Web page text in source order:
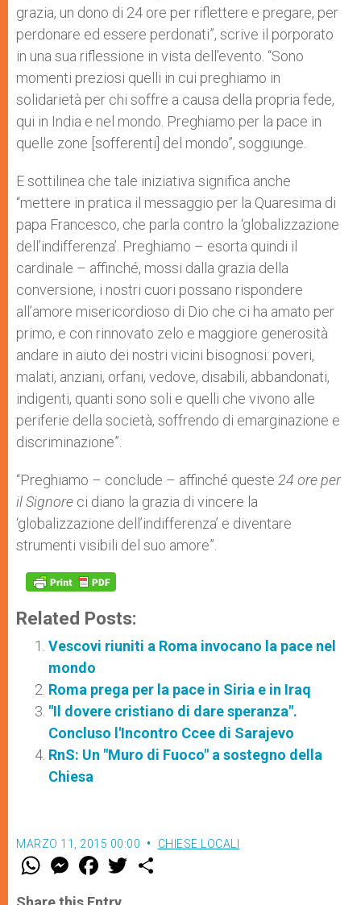
grazia, un dono di 24 ore per riflettere e pregare, per
perdonare ed essere perdonati”, scrive il porporato
in una sua riflessione in vista dell’evento. “Sono
momenti preziosi quelli in cui preghiamo in
solidarietà per chi soffre a causa della propria fede,
qui in India e nel mondo. Preghiamo per la pace in
quelle zone [sofferenti] del mondo”, soggiunge.
E sottilinea che tale iniziativa significa anche
“mettere in pratica il messaggio per la Quaresima di
papa Francesco, che parla contro la ‘globalizzazione
dell’indifferenza’. Preghiamo – esorta quindi il
cardinale – affinché, mossi dalla grazia della
conversione, i nostri cuori possano rispondere
all’amore misericordioso di Dio che ci ha amato per
primo, e con rinnovato zelo e maggiore generosità
andare in aiuto dei nostri vicini bisognosi: poveri,
malati, anziani, orfani, vedove, disabili, abbandonati,
indigenti, quanti sono soli e quelli che vivono alle
periferie della società, soffrendo di emarginazione e
discriminazione”.
“Preghiamo – conclude – affinché queste 24 ore per
il Signore ci diano la grazia di vincere la
‘globalizzazione dell’indifferenza’ e diventare
strumenti visibili del suo amore”.
Related Posts:
Vescovi riuniti a Roma invocano la pace nel
mondo
Roma prega per la pace in Siria e in Iraq
"Il dovere cristiano di dare speranza".
Concluso l'Incontro Ccee di Sarajevo
RnS: Un "Muro di Fuoco" a sostegno della
Chiesa
MARZO 11, 2015 00:00 CHIESE LOCALI
W
t
M
e
s
F
a
e
w